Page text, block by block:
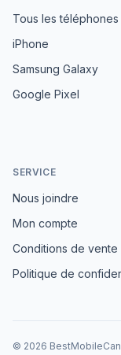
Tous les téléphones
iPhone
Samsung Galaxy
Google Pixel
SERVICE
Nous joindre
Mon compte
Conditions de vente
Politique de
© 2026